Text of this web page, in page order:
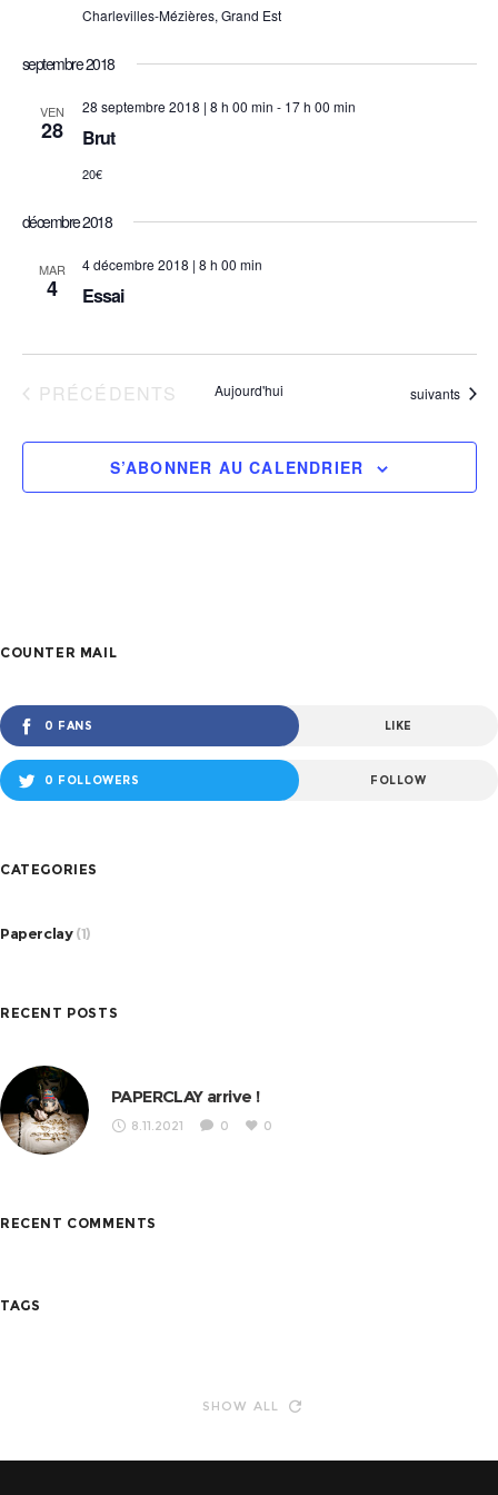
de
Charlevilles-Mézières, Grand Est
septembre 2018
VEN
28
28 septembre 2018 | 8 h 00 min - 17 h 00 min
Brut
20€
décembre 2018
MAR
4
4 décembre 2018 | 8 h 00 min
Essai
ÉVÈNEMENTS
PRÉCÉDENTS Aujourd'hui Évènements
suivants
S’ABONNER AU CALENDRIER
COUNTER MAIL
0 FANS LIKE
0 FOLLOWERS FOLLOW
CATEGORIES
Paperclay(1)
RECENT POSTS
PAPERCLAY arrive !
8.11.2021 0 0
RECENT COMMENTS
TAGS
SHOW ALL